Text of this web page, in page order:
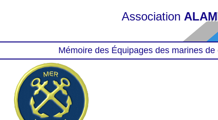
Association
Mémoire des Équipages des marines